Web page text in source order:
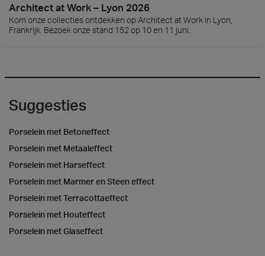
Architect at Work – Lyon 2026
Kom onze collecties ontdekken op Architect at Work in Lyon,
Frankrijk. Bezoek onze stand 152 op 10 en 11 juni.
Suggesties
Porselein met Betoneffect
Porselein met Metaaleffect
Porselein met Harseffect
Porselein met Marmer en Steen effect
Porselein met Terracottaeffect
Porselein met Houteffect
Porselein met Glaseffect